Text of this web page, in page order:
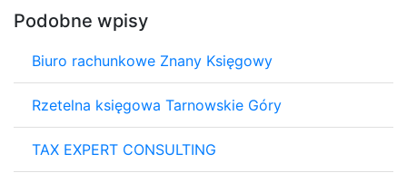
Podobne wpisy
Biuro rachunkowe Znany Księgowy
Rzetelna księgowa Tarnowskie Góry
TAX EXPERT CONSULTING